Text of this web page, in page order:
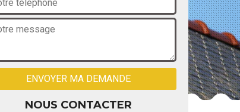
NOUS CONTACTER